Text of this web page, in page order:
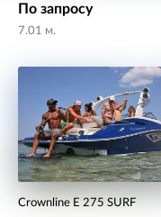
По запросу
7.01 м.
Crownline E 275 SURF